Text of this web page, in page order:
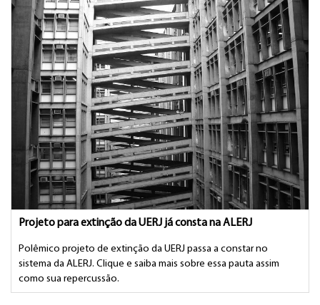
Projeto para extinção da UERJ já consta na ALERJ
Polêmico projeto de extinção da UERJ passa a constar no
sistema da ALERJ. Clique e saiba mais sobre essa pauta assim
como sua repercussão.